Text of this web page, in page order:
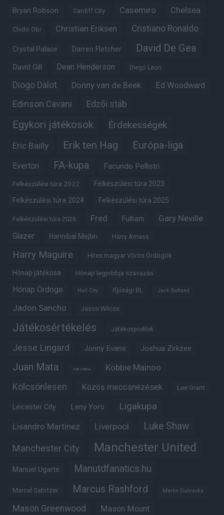
Bryan Robson Cardiff City Casemiro Chelsea
Chido Obi Christian Eriksen Cristiano Ronaldo
Crystal Palace Darren Fletcher David De Gea
David Gill Dean Henderson Diego Leon
Diogo Dalot Donny van de Beek Ed Woodward
Edinson Cavani Edzői stáb
Egykori játékosok Érdekességek
Eric Bailly Erik ten Hag Európa-liga
Everton FA-kupa Facundo Pellistri
Felkészülési túra 2022 Felkészülési túra 2023
Felkészülési túra 2024 Felkészülési túra 2025
Felkészülési túra 2026 Fred Fulham Gary Neville
Glazer Hannibal Mejbri Harry Amass
Harry Maguire Híres magyar Vörös Ördögök
Hónap játékosa Hónap legjobbja szavazás
Hónap Ördöge Hull City Ifjúsági BL Jack Butland
Jadon Sancho Jason Wilcox
Játékosértékelés Játékosprofilok
Jesse Lingard Jonny Evans Joshua Zirkzee
Juan Mata Karl Darlow Kobbie Mainoo
Kölcsönlesen Közös meccsnézések Lee Grant
Leicester City Leny Yoro Ligakupa
Lisandro Martinez Liverpool Luke Shaw
Manchester City Manchester United
Manuel Ugarte Manutdfanatics.hu
Marcel Sabitzer Marcus Rashford Martin Dubravka
Mason Greenwood Mason Mount